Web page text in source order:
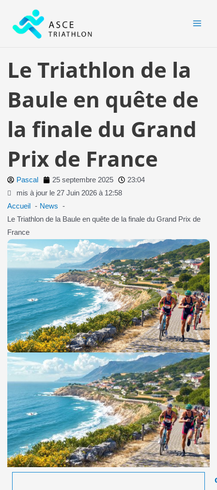
contenu
Le Triathlon de la
Baule en quête de
la finale du Grand
Prix de France
Pascal 25 septembre 2025
23:04
mis à jour le 27 Juin 2026 à 12:58
Accueil
News
Le Triathlon de la Baule en quête de la finale du Grand Prix de
France